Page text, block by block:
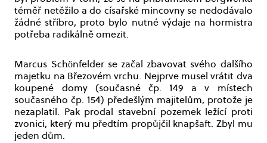
téměř netěžilo a do císařské mincovny se nedodávalo
žádné stříbro, proto bylo nutné výdaje na hormistra
potřeba radikálně omezit.
Marcus Schönfelder se začal zbavovat svého dalšího
majetku na Březovém vrchu. Nejprve musel vrátit dva
koupené domy (současné čp. 149 a v místech
současného čp. 154) předešlým majitelům, protože je
nezaplatil. Pak prodal stavební pozemek ležící proti
zvonici, který mu předtím propůjčil knapšaft. Zbyl mu
jeden dům.